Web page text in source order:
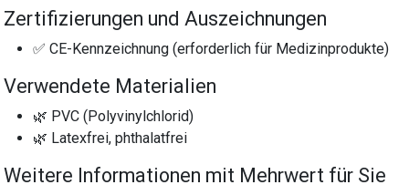
Zertifizierungen und Auszeichnungen
✅ CE-Kennzeichnung (erforderlich für Medizinprodukte)
Verwendete Materialien
🌿 PVC (Polyvinylchlorid)
🌿 Latexfrei, phthalatfrei
Weitere Informationen mit Mehrwert für Sie